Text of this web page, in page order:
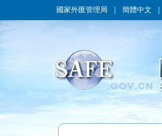
國家外匯管理局 簡體中文